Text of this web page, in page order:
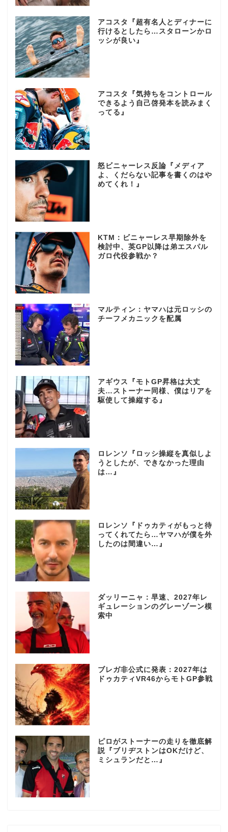
アコスタ『超有名人とディナーに
行けるとしたら…スタローンかロ
ッシが良い』
アコスタ『気持ちをコントロール
できるよう自己啓発本を読みまく
ってる』
怒ビニャーレス反論『メディア
よ、くだらない記事を書くのはや
めてくれ！』
KTM：ビニャーレス早期除外を
検討中、英GP以降は弟エスパル
ガロ代役参戦か？
マルティン：ヤマハは元ロッシの
チーフメカニックを配属
アギウス『モトGP昇格は大丈
夫…ストーナー同様、僕はリアを
駆使して操縦する』
ロレンソ『ロッシ操縦を真似しよ
うとしたが、できなかった理由
は…』
ロレンソ『ドゥカティがもっと待
ってくれてたら…ヤマハが僕を外
したのは間違い…』
ダッリーニャ：早速、2027年レ
ギュレーションのグレーゾーン模
索中
ブレガ非公式に発表：2027年は
ドゥカティVR46からモトGP参戦
ピロがストーナーの走りを徹底解
説『ブリヂストンはOKだけど、
ミシュランだと…』